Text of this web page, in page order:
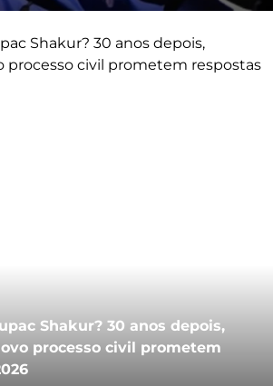
Shakur? 30 anos depois,
processo civil prometem